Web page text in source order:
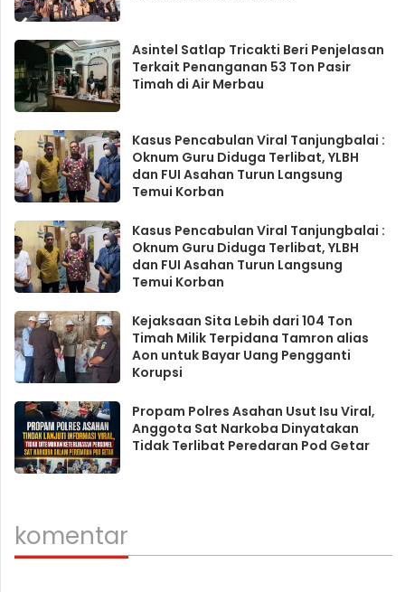
Asintel Satlap Tricakti Beri Penjelasan
Terkait Penanganan 53 Ton Pasir
Timah di Air Merbau
Kasus Pencabulan Viral Tanjungbalai :
Oknum Guru Diduga Terlibat, YLBH
dan FUI Asahan Turun Langsung
Temui Korban
Kasus Pencabulan Viral Tanjungbalai :
Oknum Guru Diduga Terlibat, YLBH
dan FUI Asahan Turun Langsung
Temui Korban
Kejaksaan Sita Lebih dari 104 Ton
Timah Milik Terpidana Tamron alias
Aon untuk Bayar Uang Pengganti
Korupsi
Propam Polres Asahan Usut Isu Viral,
Anggota Sat Narkoba Dinyatakan
Tidak Terlibat Peredaran Pod Getar
komentar